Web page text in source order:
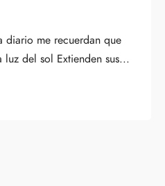
diario me recuerdan que
del sol Extienden sus...